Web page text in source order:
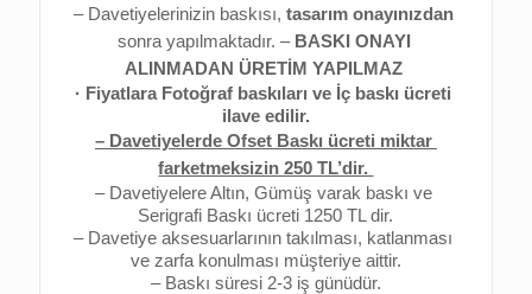
– Davetiyelerinizin baskısı, tasarım onayınızdan
sonra yapılmaktadır. – BASKI ONAYI
ALINMADAN ÜRETİM YAPILMAZ
· Fiyatlara Fotoğraf baskıları ve İç baskı ücreti
ilave edilir.
– Davetiyelerde Ofset Baskı ücreti miktar
farketmeksizin 250 TL’dir.
– Davetiyelere Altın, Gümüş varak baskı ve
Serigrafi Baskı ücreti 1250 TL dir.
– Davetiye aksesuarlarının takılması, katlanması
ve zarfa konulması müşteriye aittir.
– Baskı süresi 2-3 iş günüdür.